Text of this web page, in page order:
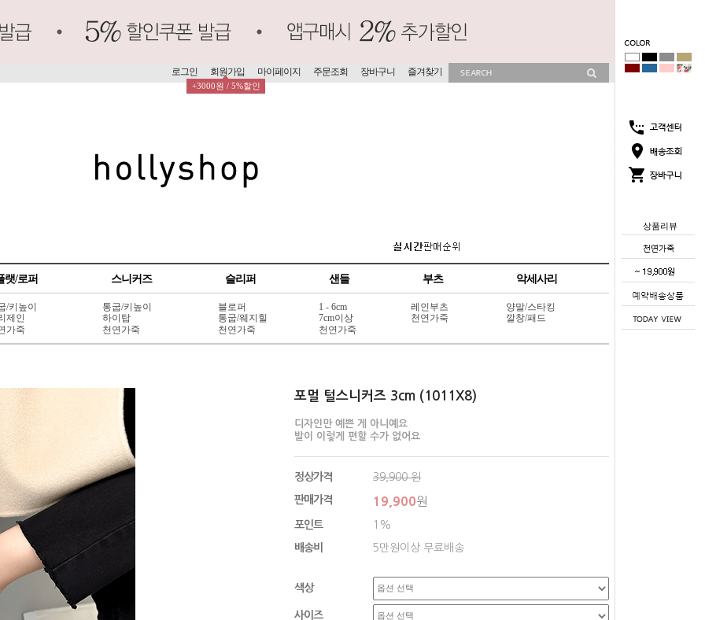
상품리뷰
로그인 회원가입
+3000원 / 5%할인
마이페이지 주문조회 장바구니 즐겨찾기
랫/로퍼 스니커즈 슬리퍼 샌들 부츠 악세사리
/키높이
제인
가죽
통굽/키높이
하이탑
천연가죽
블로퍼
통굽/웨지힐
천연가죽
1 - 6cm
7cm이상
천연가죽
레인부츠
천연가죽
양말/스타킹
깔창/패드
포멀 털스니커즈 3cm (1011X8)
디자인만 예쁜 게 아니예요
발이 이렇게 편할 수가 없어요
정상가격 39,900원
판매가격 19,900원
포인트 1%
배송비 5만원이상 무료배송
색상
사이즈